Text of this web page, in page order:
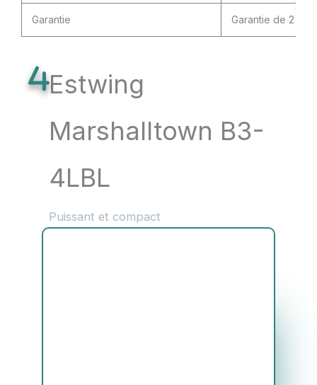
Garantie Garantie de 2 ans
Estwing
Marshalltown ‎B3-
4LBL
Puissant et compact